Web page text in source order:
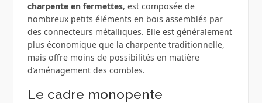
charpente en fermettes, est composée de
nombreux petits éléments en bois assemblés par
des connecteurs métalliques. Elle est généralement
plus économique que la charpente traditionnelle,
mais offre moins de possibilités en matière
d’aménagement des combles.
Le cadre monopente